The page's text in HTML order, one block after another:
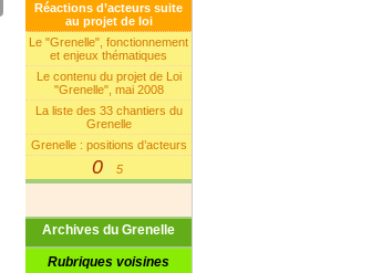
Réactions d’acteurs suite
au projet de loi
Le "Grenelle", fonctionnement
et enjeux thématiques
Le contenu du projet de Loi
"Grenelle", mai 2008
La liste des 33 chantiers du
Grenelle
Grenelle : positions d’acteurs
0| 5
Archives du Grenelle
Rubriques voisines